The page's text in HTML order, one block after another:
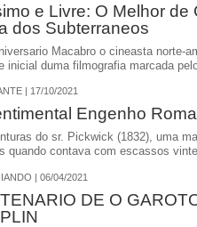
e Livre: O Melhor de
dos Subterraneos
Macabro o cineasta norte-
inicial duma filmografia marcada
| 17/10/2021
Engenho
do sr. Pickwick (1832), uma
quando contava com escassos
| 06/04/2021
DE O